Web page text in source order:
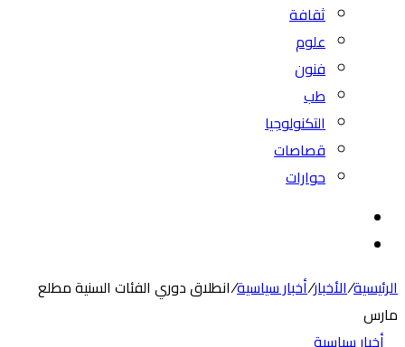
ثقافة
علوم
فنون
طب
التكنولوجيا
قصاصات
حوارات
الرئيسية/الأخبار/أخبار سياسية/انطلاق دوري الفئات السنية مطلع
مارس
أخبار سياسية